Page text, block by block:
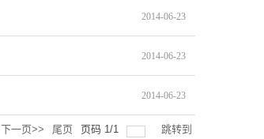
2014-06-23
2014-06-23
2014-06-23
下一页>> 尾页 页码 1/1 跳转到